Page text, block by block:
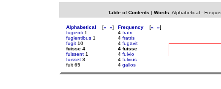
Table of Contents | Words: Alphabetical-
Alphabetical [« »]
fugienti 1
fugientibus 1
fugit 10
fuisse 4
fuissent 1
fuisset 8
fuit 65
Frequency [« »]
4 fratri
4 fratris
4 fugavit
4 fuisse
4 fulvio
4 fulvius
4 gallos